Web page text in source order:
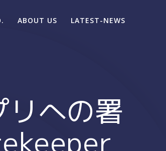
ABOUT US LATEST-NEWS
への署